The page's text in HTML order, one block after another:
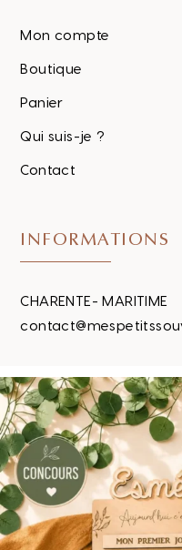
Mon compte
Boutique
Panier
Qui suis-je ?
Contact
INFORMATIONS
CHARENTE- MARITIME